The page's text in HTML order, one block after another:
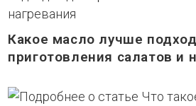
Какое масло лучше
приготовления салатов и